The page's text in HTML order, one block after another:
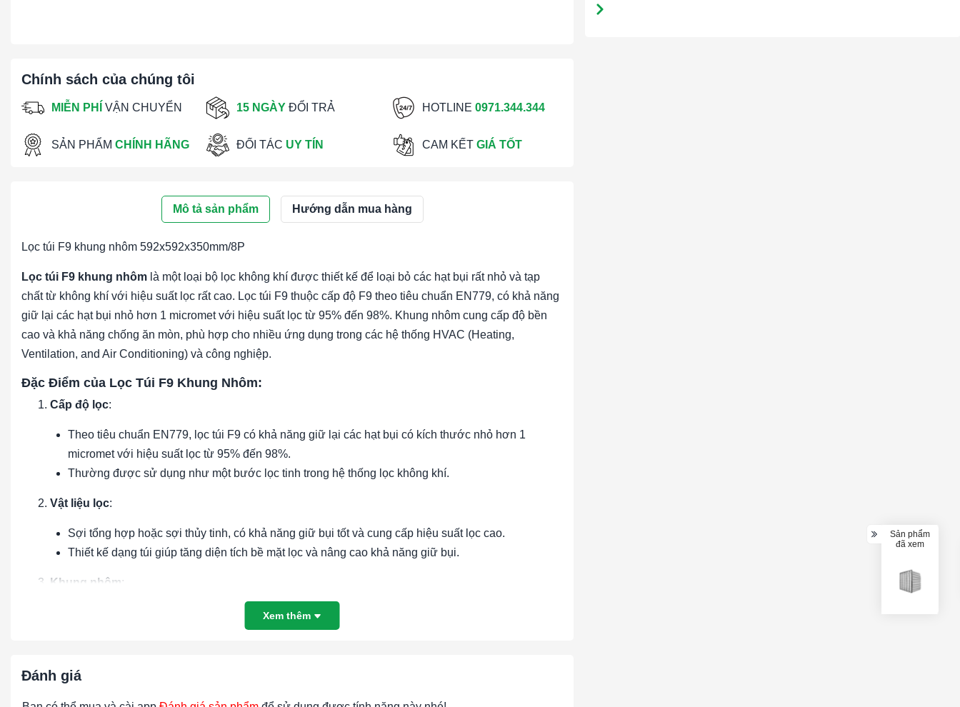
Chính sách của chúng tôi
MIỄN PHÍ VẬN CHUYỂN 15 NGÀY ĐỔI TRẢ HOTLINE 0971.344.344
SẢN PHẨM CHÍNH HÃNG ĐỐI TÁC UY TÍN CAM KẾT GIÁ TỐT
Mô tả sản phẩm Hướng dẫn mua hàng
Lọc túi F9 khung nhôm 592x592x350mm/8P
Lọc túi F9 khung nhôm là một loại bộ lọc không khí được thiết kế để loại bỏ các hạt bụi rất nhỏ và tạp
chất từ không khí với hiệu suất lọc rất cao. Lọc túi F9 thuộc cấp độ F9 theo tiêu chuẩn EN779, có khả năng
giữ lại các hạt bụi nhỏ hơn 1 micromet với hiệu suất lọc từ 95% đến 98%. Khung nhôm cung cấp độ bền
cao và khả năng chống ăn mòn, phù hợp cho nhiều ứng dụng trong các hệ thống HVAC (Heating,
Ventilation, and Air Conditioning) và công nghiệp.
Đặc Điểm của Lọc Túi F9 Khung Nhôm:
Cấp độ lọc:
Theo tiêu chuẩn EN779, lọc túi F9 có khả năng giữ lại các hạt bụi có kích thước nhỏ hơn 1
micromet với hiệu suất lọc từ 95% đến 98%.
Thường được sử dụng như một bước lọc tinh trong hệ thống lọc không khí.
Vật liệu lọc:
Sợi tổng hợp hoặc sợi thủy tinh, có khả năng giữ bụi tốt và cung cấp hiệu suất lọc cao.
Thiết kế dạng túi giúp tăng diện tích bề mặt lọc và nâng cao khả năng giữ bụi.
Khung nhôm:
Khung nhôm nhẹ, bền và chống ăn mòn, phù hợp cho nhiều môi trường khác nhau.
Thiết kế khung chắc chắn giúp dễ dàng lắp đặt và bảo trì.
Xem thêm
Đánh giá
Sản phẩm
đã xem